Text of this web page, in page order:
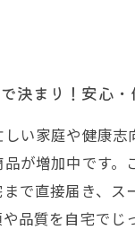
決まり！安心
い家庭や健康
が増加中です
で直接届き、
品質を自宅で